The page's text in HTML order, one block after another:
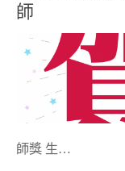
師
師獎 生…